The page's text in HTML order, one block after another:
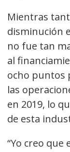
Mientras
disminución
no fue tan
al
ocho puntos
las
en 2019, lo
de esta
“Yo creo que